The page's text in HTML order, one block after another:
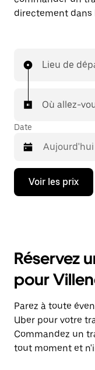
directement dans
Lieu de
Où allez-
Date
Appuyez
la
ouvrir
calendrier
et
sélectionner
une
date.
Appuyez
sur
la
Voir les prix
Réservez
pour
Parez à toute
Uber pour votre
Commandez un
tout moment et